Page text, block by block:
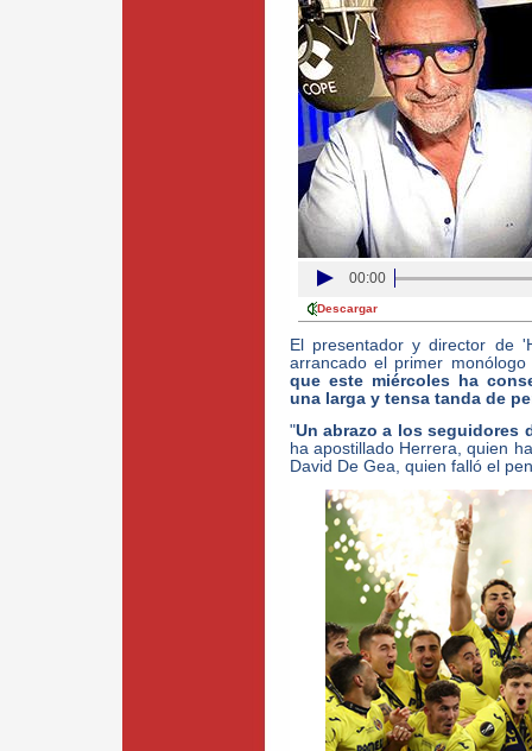
00:00
Descargar
El presentador y director de
arrancado el primer
que este miércoles ha
una larga y tensa tanda de
"Un abrazo a los seguidores
ha apostillado Herrera, quien
David De Gea, quien falló el